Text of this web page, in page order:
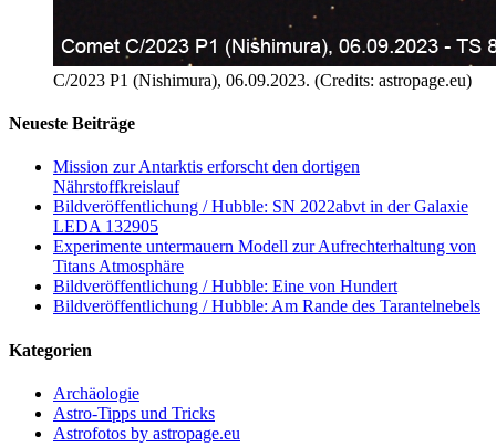
C/2023 P1 (Nishimura), 06.09.2023. (Credits: astropage.eu)
Neueste Beiträge
Mission zur Antarktis erforscht den dortigen
Nährstoffkreislauf
Bildveröffentlichung / Hubble: SN 2022abvt in der Galaxie
LEDA 132905
Experimente untermauern Modell zur Aufrechterhaltung von
Titans Atmosphäre
Bildveröffentlichung / Hubble: Eine von Hundert
Bildveröffentlichung / Hubble: Am Rande des Tarantelnebels
Kategorien
Archäologie
Astro-Tipps und Tricks
Astrofotos by astropage.eu